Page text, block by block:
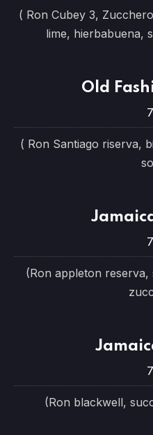
( Ron Cubey 3,
lime, hierbabuena,
Old
( Ron Santiago riserva,
(Ron appleton
(Ron blackwell,